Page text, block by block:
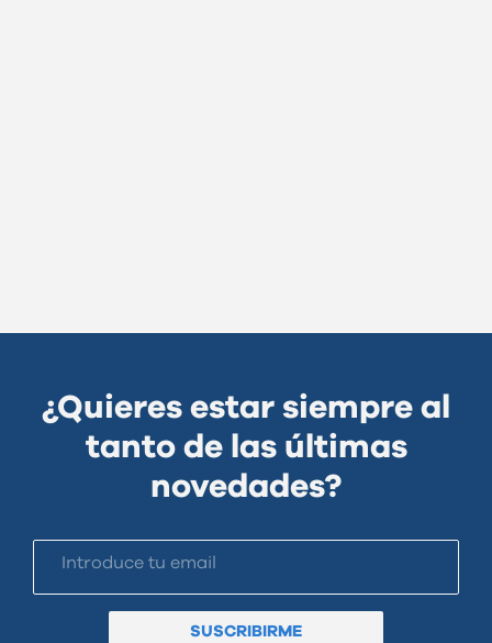
¿Quieres estar siempre al
tanto de las últimas
novedades?
SUSCRIBIRME